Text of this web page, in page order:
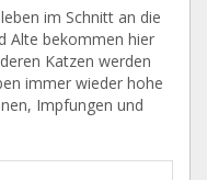
im Schnitt an die
Alte bekommen hier
Katzen werden
immer wieder hohe
Impfungen und